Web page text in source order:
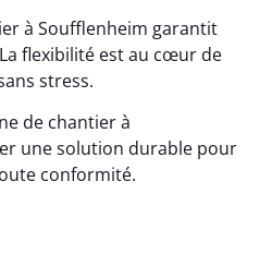
à Soufflenheim garantit
flexibilité est au cœur de
stress.
de chantier à
une solution durable pour
conformité.